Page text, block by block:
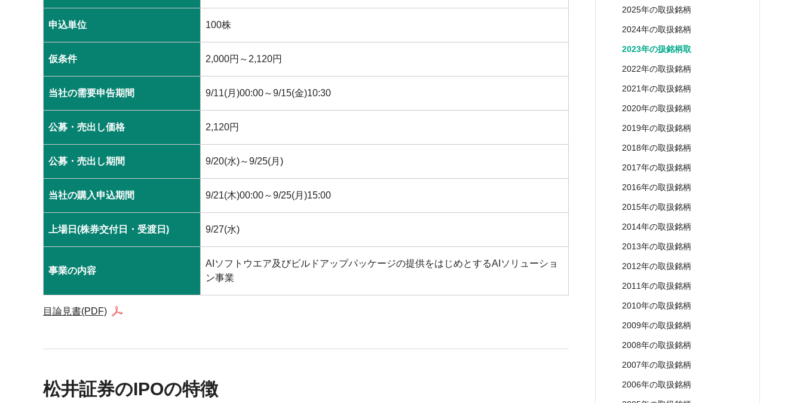
申込単位 100株
仮条件 2,000円～2,120円
当社の需要申告期間 9/11(月)00:00～9/15(金)10:30
公募・売出し価格 2,120円
公募・売出し期間 9/20(水)～9/25(月)
当社の購入申込期間 9/21(木)00:00～9/25(月)15:00
上場日(株券交付日・受渡日) 9/27(水)
事業の内容
AIソフトウエア及びビルドアップパッケージの提供をはじめとするAIソリューショ
ン事業
目論見書(PDF)
松井証券のIPOの特徴
2025年の取扱銘柄
2024年の取扱銘柄
2023年の扱銘柄取
2022年の取扱銘柄
2021年の取扱銘柄
2020年の取扱銘柄
2019年の取扱銘柄
2018年の取扱銘柄
2017年の取扱銘柄
2016年の取扱銘柄
2015年の取扱銘柄
2014年の取扱銘柄
2013年の取扱銘柄
2012年の取扱銘柄
2011年の取扱銘柄
2010年の取扱銘柄
2009年の取扱銘柄
2008年の取扱銘柄
2007年の取扱銘柄
2006年の取扱銘柄